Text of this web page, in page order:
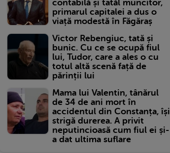
contabilă și tatăl muncitor,
primarul capitalei a dus o
viață modestă în Făgăraș
Victor Rebengiuc, tată și
bunic. Cu ce se ocupă fiul
lui, Tudor, care a ales o cu
totul altă scenă față de
părinții lui
Mama lui Valentin, tânărul
de 34 de ani mort în
accidentul din Constanța, își
strigă durerea. A privit
neputincioasă cum fiul ei și-
a dat ultima suflare